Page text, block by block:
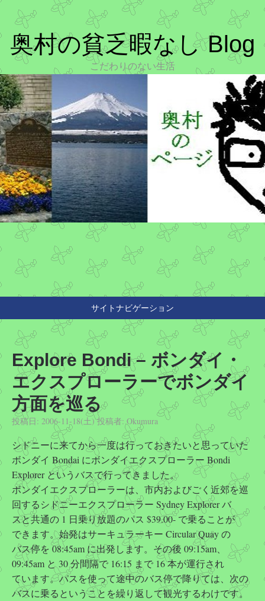
奥村の貧乏暇なし Blog
こだわりのない生活
サイトナビゲーション
Explore Bondi – ボンダイ・
エクスプローラーでボンダイ
方面を巡る
投稿日: 2006-11-18(土)投稿者:Okumura
シドニーに来てから一度は行っておきたいと思っていた
ボンダイ Bondai にボンダイエクスプローラー Bondi
Explorer というバスで行ってきました。
ボンダイエクスプローラーは、市内およびごく近郊を巡
回するシドニーエクスプローラー Sydney Explorer バ
スと共通の 1 日乗り放題のパス $39.00- で乗ることが
できます。始発はサーキュラーキー Circular Quay の
バス停を 08:45am に出発します。その後 09:15am、
09:45am と 30 分間隔で 16:15 まで 16 本が運行され
ています。パスを使って途中のバス停で降りては、次の
バスに乗るということを繰り返して観光するわけです。